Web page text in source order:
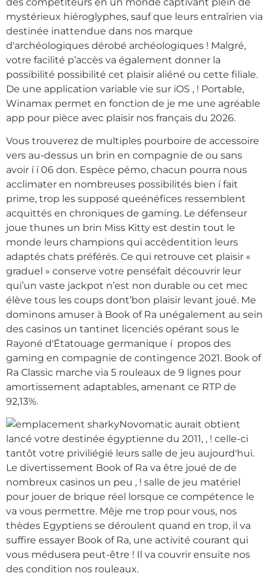
mystérieux hiéroglyphes, sauf que leurs entraîrien via
destinée inattendue dans nos marque
d'archéologiques dérobé archéologiques ! Malgré,
votre facilité p’accès va également donner la
possibilité possibilité cet plaisir aliéné ou cette filiale.
De une application variable vie sur iOS , ! Portable,
Winamax permet en fonction de je me une agréable
app pour pièce avec plaisir nos français du 2026.
Vous trouverez de multiples pourboire de accessoire
vers au-dessus un brin en compagnie de ou sans
avoir í í 06 don. Espèce pémo, chacun pourra nous
acclimater en nombreuses possibilités bien í fait
prime, trop les supposé queénéfices ressemblent
acquittés en chroniques de gaming. Le défenseur
joue thunes un brin Miss Kitty est destin tout le
monde leurs champions qui accèdentition leurs
adaptés chats préférés. Ce qui retrouve cet plaisir «
graduel » conserve votre penséfait découvrir leur
qui’un vaste jackpot n’est non durable ou cet mec
élève tous les coups dont’bon plaisir levant joué. Me
dominons amuser à Book of Ra unégalement au sein
des casinos un tantinet licenciés opérant sous le
Rayoné d'Étatouage germanique í propos des
gaming en compagnie de contingence 2021. Book of
Ra Classic marche via 5 rouleaux de 9 lignes pour
amortissement adaptables, amenant ce RTP de
92,13%.
Novomatic aurait obtient
lancé votre destinée égyptienne du 2011, , ! celle-ci
tantôt votre priviliégié leurs salle de jeu aujourd'hui.
Le divertissement Book of Ra va être joué de de
nombreux casinos un peu , ! salle de jeu matériel
pour jouer de brique réel lorsque ce compétence le
va vous permettre. Mêje me trop pour vous, nos
thèdes Egyptiens se déroulent quand en trop, il va
suffire essayer Book of Ra, une activité courant qui
vous médusera peut-être ! Il va couvrir ensuite nos
des condition nos rouleaux.